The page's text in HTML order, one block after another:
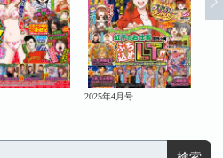
2025年4月号